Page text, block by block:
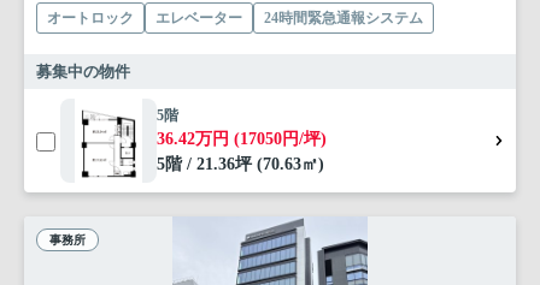
オートロック エレベーター 24時間緊急通報システム
募集中の物件
5階
36.42万円 (17050円/坪)
5階 / 21.36坪 (70.63㎡)
事務所